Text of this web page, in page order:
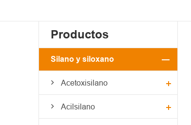
Productos
Silano y siloxano
Acetoxisilano
Acilsilano